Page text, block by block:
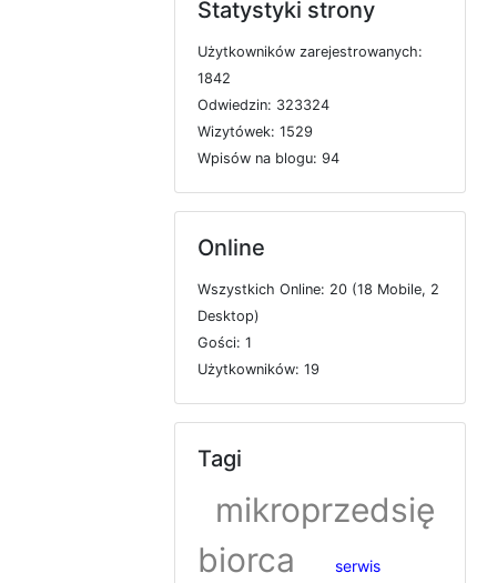
Statystyki strony
Użytkowników zarejestrowanych:
1842
Odwiedzin: 323324
Wizytówek: 1529
Wpisów na blogu: 94
Online
Wszystkich Online: 20 (18 Mobile, 2
Desktop)
Gości: 1
Użytkowników: 19
Tagi
mikroprzedsię
biorca
serwis